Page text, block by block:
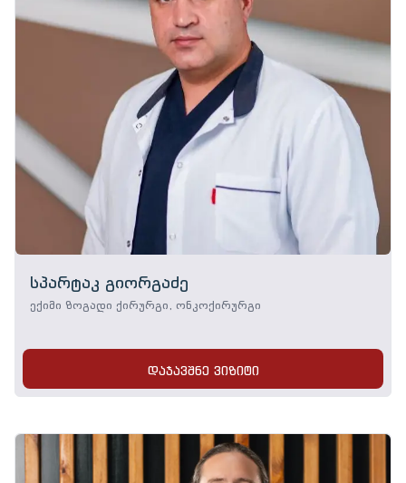
სპარტაკ გიორგაძე
ექიმი ზოგადი ქირურგი, ონკოქირურგი
დაჯავშნე ვიზიტი